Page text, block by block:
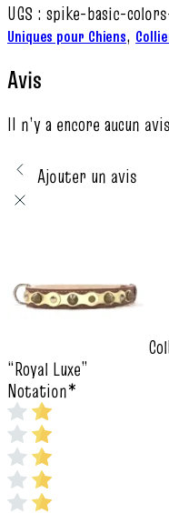
UGS : spike-basic-
Uniques pour Chiens,
Avis
Il n’y a encore aucun avis
Ajouter un avis
“Royal Luxe”
Notation*